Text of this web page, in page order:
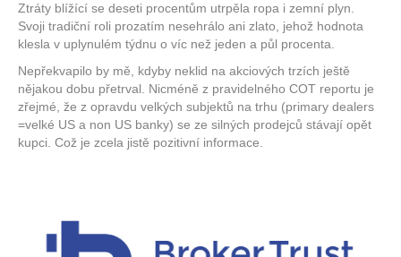
Ztráty blížící se deseti procentům utrpěla ropa i zemní plyn.
Svoji tradiční roli prozatím nesehrálo ani zlato, jehož hodnota
klesla v uplynulém týdnu o víc než jeden a půl procenta.
Nepřekvapilo by mě, kdyby neklid na akciových trzích ještě
nějakou dobu přetrval. Nicméně z pravidelného COT reportu je
zřejmé, že z opravdu velkých subjektů na trhu (primary dealers
=velké US a non US banky) se ze silných prodejců stávají opět
kupci. Což je zcela jistě pozitivní informace.